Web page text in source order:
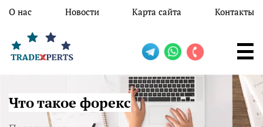
Перейти к основному содержанию
О нас Новости Карта сайта Контакты
Что такое форекс